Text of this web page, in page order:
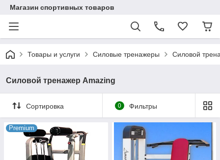
Магазин спортивных товаров
Товары и услуги Силовые тренажеры Силовой
Силовой тренажер Amazing
Сортировка 0 Фильтры
Premium